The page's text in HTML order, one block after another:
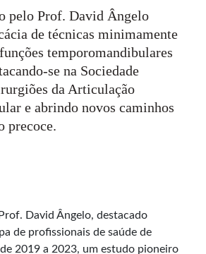
pelo Prof. David Ângelo
de técnicas minimamente
temporomandibulares
se na Sociedade
da Articulação
e abrindo novos caminhos
precoce.
David Ângelo, destacado
de profissionais de saúde de
2019 a 2023, um estudo pioneiro